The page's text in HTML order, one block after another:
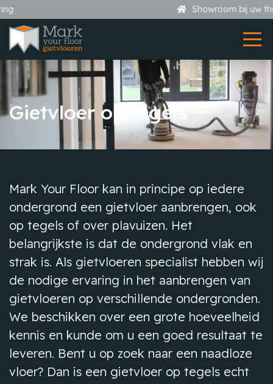
Showroom bij uw thuis
Gietvloer op tegels
Mark Your Floor kan in principe op iedere
ondergrond een gietvloer aanbrengen, ook
op tegels of over plavuizen. Het
belangrijkste is dat de ondergrond vlak en
strak is. Als gietvloeren specialist hebben wij
de nodige ervaring in het aanbrengen van
gietvloeren op verschillende ondergronden.
We beschikken over een grote hoeveelheid
kennis en kunde om u een goed resultaat te
leveren. Bent u op zoek naar een naadloze
vloer? Dan is een gietvloer op tegels echt